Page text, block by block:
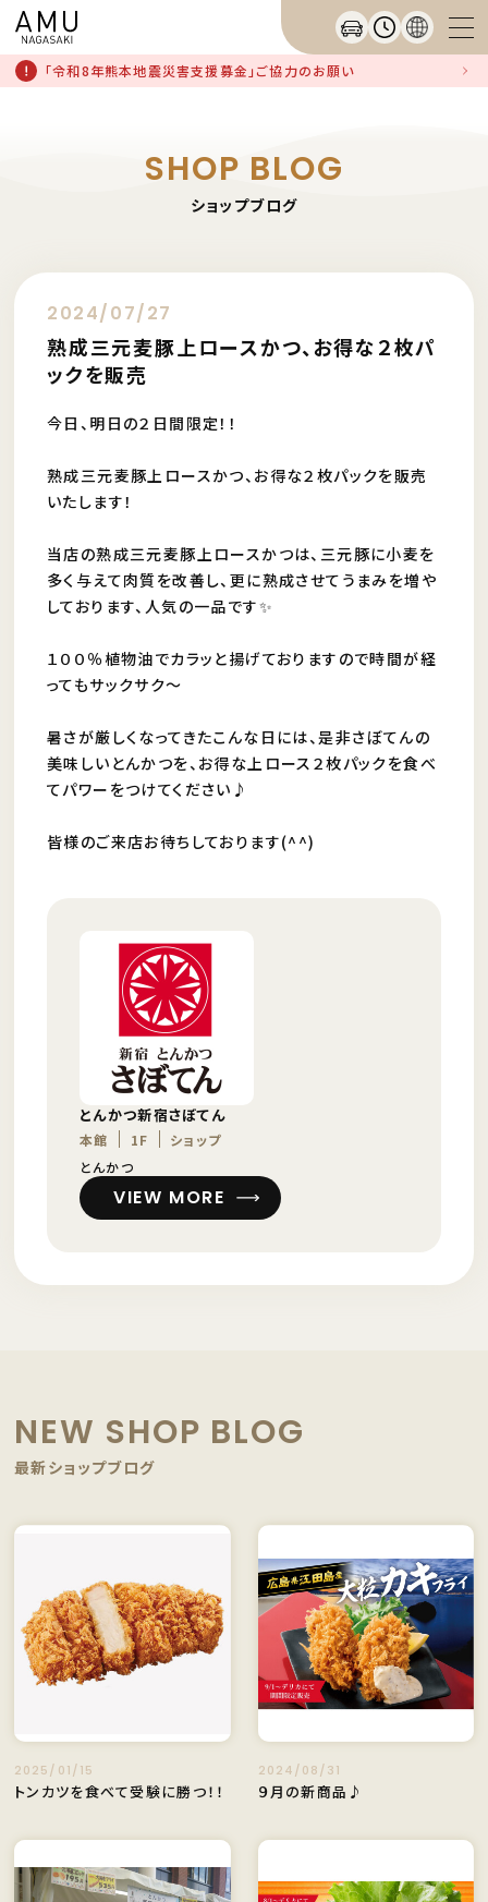
「令和8年熊本地震災害支援募金」ご協力のお願い
SHOP BLOG
ショップブログ
2024/07/27
熟成三元麦豚上ロースかつ、お得な２枚パ
ックを販売
今日、明日の２日間限定！！
熟成三元麦豚上ロースかつ、お得な２枚パックを販売
いたします！
当店の熟成三元麦豚上ロースかつは、三元豚に小麦を
多く与えて肉質を改善し、更に熟成させてうまみを増や
しております、人気の一品です✨
１００％植物油でカラッと揚げておりますので時間が経
ってもサックサク〜
暑さが厳しくなってきたこんな日には、是非さぼてんの
美味しいとんかつを、お得な上ロース２枚パックを食べ
てパワーをつけてください♪
皆様のご来店お待ちしております(^^)
とんかつ新宿さぼてん
本館 1F
ショップ
とんかつ
VIEW MORE
NEW SHOP BLOG
最新ショップブログ
2025/01/15
トンカツを食べて受験に勝つ！！
2024/08/31
９月の新商品♪